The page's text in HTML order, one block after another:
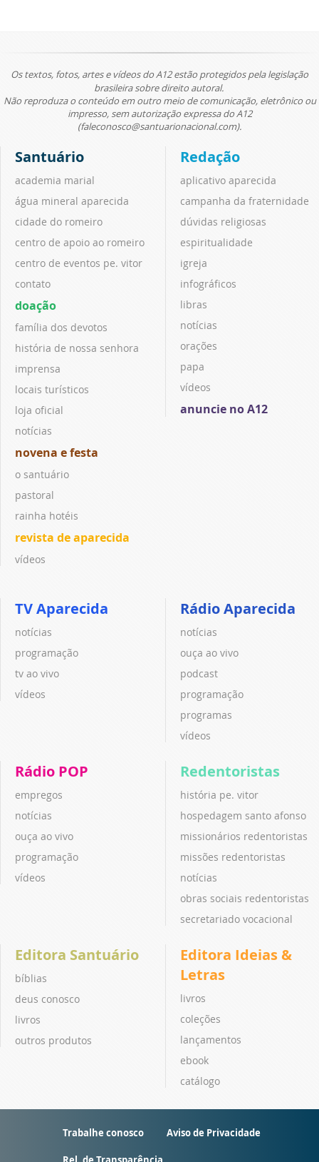
Os textos, fotos, artes e vídeos do A12 estão protegidos pela legislação
brasileira sobre direito autoral.
Não reproduza o conteúdo em outro meio de comunicação, eletrônico ou
impresso, sem autorização expressa do A12
(faleconosco@santuarionacional.com).
Santuário
academia marial
água mineral aparecida
cidade do romeiro
centro de apoio ao romeiro
centro de eventos pe. vitor
contato
doação
família dos devotos
história de nossa senhora
imprensa
locais turísticos
loja oficial
notícias
novena e festa
o santuário
pastoral
rainha hotéis
revista de aparecida
vídeos
Redação
aplicativo aparecida
campanha da fraternidade
dúvidas religiosas
espiritualidade
igreja
infográficos
libras
notícias
orações
papa
vídeos
anuncie no A12
TV Aparecida
notícias
programação
tv ao vivo
vídeos
Rádio Aparecida
notícias
ouça ao vivo
podcast
programação
programas
vídeos
Rádio POP
empregos
notícias
ouça ao vivo
programação
vídeos
Redentoristas
história pe. vitor
hospedagem santo afonso
missionários redentoristas
missões redentoristas
notícias
obras sociais redentoristas
secretariado vocacional
Editora Santuário
bíblias
deus conosco
livros
outros produtos
Editora Ideias &
Letras
livros
coleções
lançamentos
ebook
catálogo
Trabalhe conosco Aviso de Privacidade